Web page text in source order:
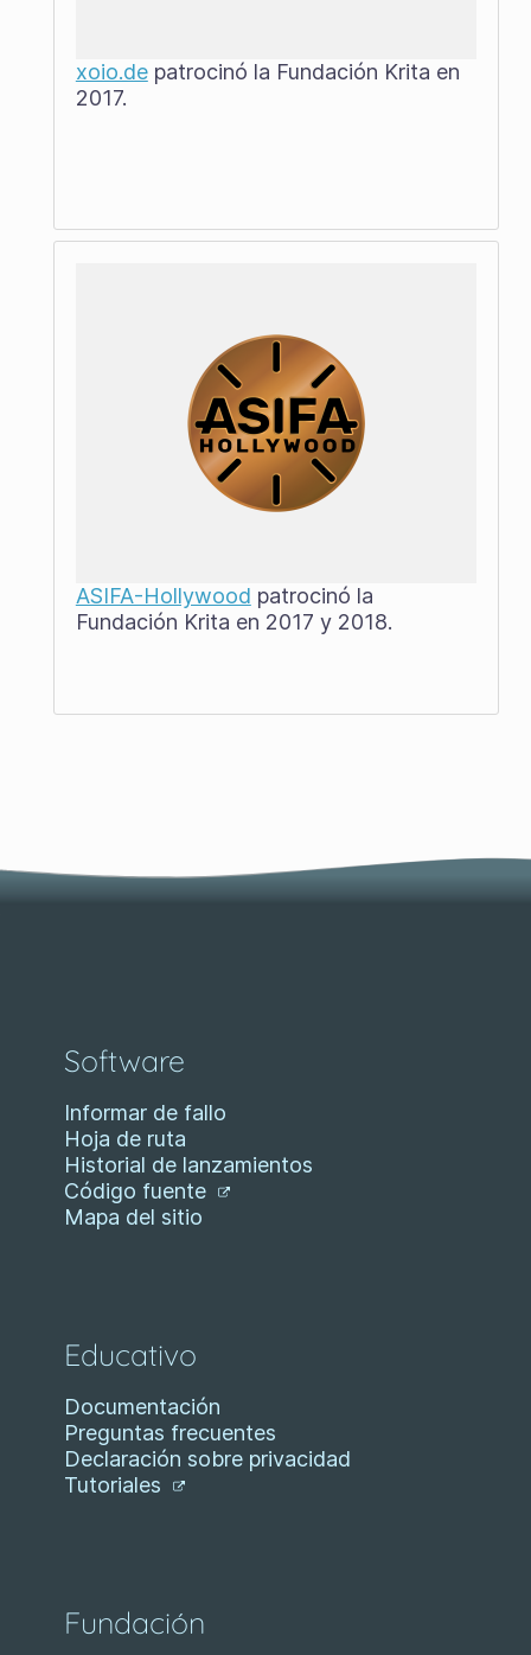
xoio.depatrocinó la Fundación Krita en
2017.
ASIFA-Hollywood patrocinó la
Fundación Krita en 2017 y 2018.
Software
Informar de fallo
Hoja de ruta
Historial de lanzamientos
Código fuente
Mapa del sitio
Educativo
Documentación
Preguntas frecuentes
Declaración sobre privacidad
Tutoriales
Fundación